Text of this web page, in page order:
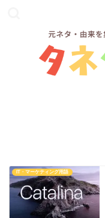
IT・マーケティング用語